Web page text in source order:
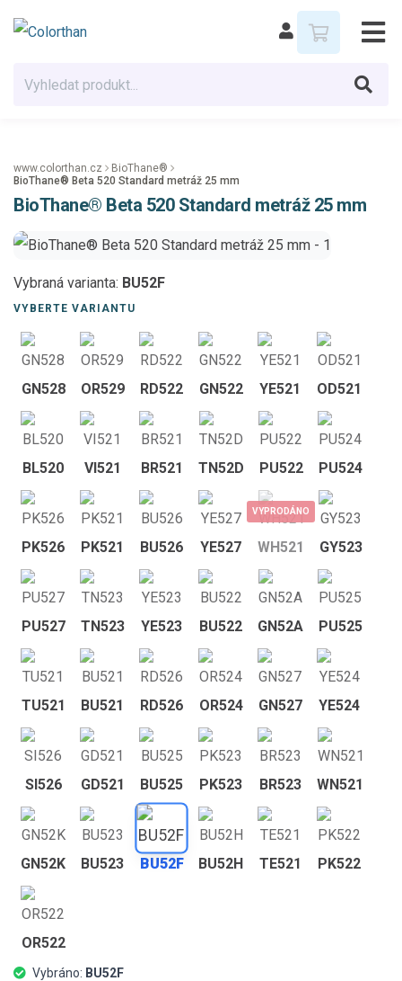
www.colorthan.cz
BioThane®
BioThane® Beta 520 Standard metráž 25 mm
BioThane® Beta 520 Standard metráž 25 mm
Vybraná varianta: BU52F
VYBERTE VARIANTU
GN528 OR529 RD522 GN522 YE521 OD521
BL520 VI521 BR521 TN52D PU522 PU524
PK526 PK521 BU526 YE527
VYPRODÁNO
WH521 GY523
PU527 TN523 YE523 BU522 GN52A PU525
TU521 BU521 RD526 OR524 GN527 YE524
SI526 GD521 BU525 PK523 BR523 WN521
GN52K BU523 BU52F BU52H TE521 PK522
OR522
Vybráno: BU52F